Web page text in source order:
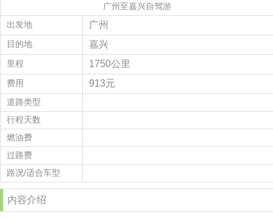
经营许可证 当地玩乐 会员中心
旅游问答
广州至嘉兴自驾游
出发地
广州
目的地 嘉兴
里程 1750公里
费用 913元
道路类型
行程天数
燃油费
过路费
路况/适合车型
内容介绍